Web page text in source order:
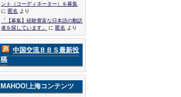
ント（コーディネーター）を募集
に 匿名 より
「【募集】経験豊富な日本語の翻訳
者を探しています」
に 匿名 より
中国交流ＢＢＳ最新投
稿
MAHOO!上海コンテンツ